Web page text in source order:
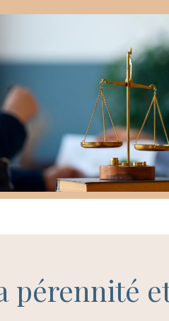
pérennité